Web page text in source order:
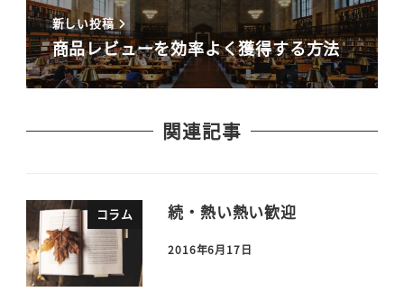
新しい投稿
商品レビューを効率よく獲得する方法
関連記事
コラム 続・熱い熱い歓迎
2016年6月17日